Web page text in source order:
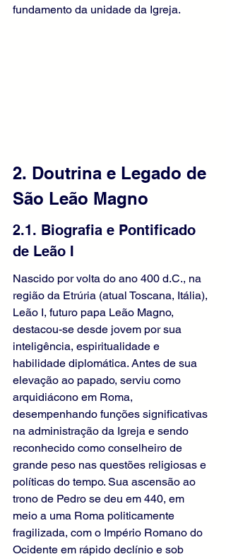
fundamento da unidade da Igreja.
2. Doutrina e Legado de
São Leão Magno
2.1. Biografia e Pontificado
de Leão I
Nascido por volta do ano 400 d.C., na
região da Etrúria (atual Toscana, Itália),
Leão I, futuro papa Leão Magno,
destacou-se desde jovem por sua
inteligência, espiritualidade e
habilidade diplomática. Antes de sua
elevação ao papado, serviu como
arquidiácono em Roma,
desempenhando funções significativas
na administração da Igreja e sendo
reconhecido como conselheiro de
grande peso nas questões religiosas e
políticas do tempo. Sua ascensão ao
trono de Pedro se deu em 440, em
meio a uma Roma politicamente
fragilizada, com o Império Romano do
Ocidente em rápido declínio e sob